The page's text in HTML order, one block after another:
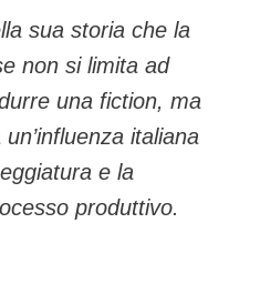
sua storia che la
non si limita ad
una fiction, ma
italiana
e la
produttivo.